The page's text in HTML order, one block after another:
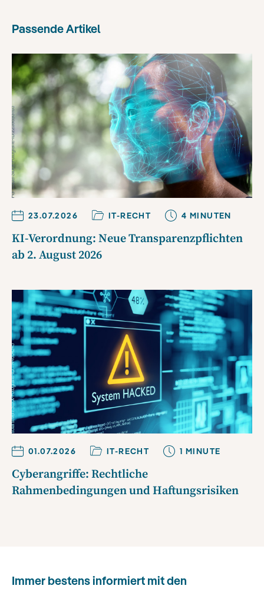
Passende Artikel
23.07.2026 IT-RECHT 4 MINUTEN
KI-Verordnung: Neue Transparenzpflichten
ab 2. August 2026
01.07.2026 IT-RECHT 1 MINUTE
Cyberangriffe: Rechtliche
Rahmenbedingungen und Haftungsrisiken
Immer bestens informiert mit den